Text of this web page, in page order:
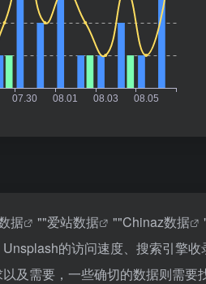
据 ""爱站数据 ""Chinaz数据
的访问速度、搜索引擎收
及需要，一些确切的数据则需要